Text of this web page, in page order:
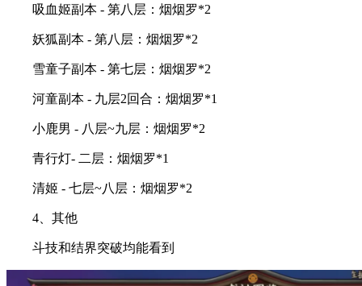
吸血姬副本 - 第八层：烟烟罗*2
妖狐副本 - 第八层：烟烟罗*2
雪童子副本 - 第七层：烟烟罗*2
河童副本 - 九层2回合：烟烟罗*1
小鹿男 - 八层~九层：烟烟罗*2
青行灯- 二层：烟烟罗*1
清姬 - 七层~八层：烟烟罗*2
4、其他
斗技和结界突破均能看到